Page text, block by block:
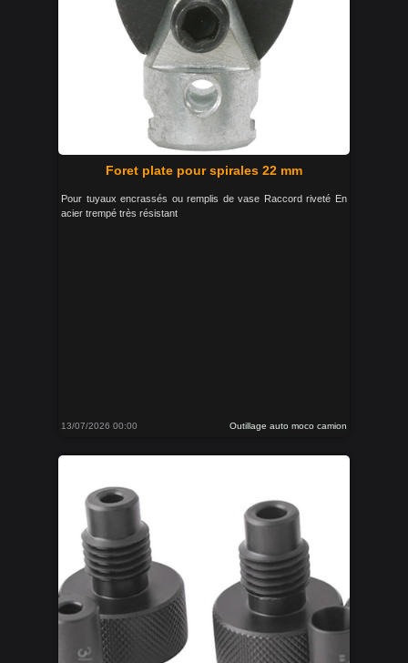
Foret plate pour spirales 22 mm
Pour tuyaux encrassés ou remplis de vase Raccord riveté En
acier trempé très résistant
13/07/2026 00:00 Outillage auto moco camion